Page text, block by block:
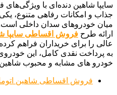
سایپا شاهین دنده‌ای با
جذاب و امکانات رفاهی متنوع، یکی
میان خودروهای سدان داخلی
ارائه طرح فروش اقساطی سایپا
عالی را برای خریداران فراهم کرده
به پرداخت نقدی کامل، این خودروی
خودرو های مشابه و محبوب شاهین
فروش اقساطی شاهین